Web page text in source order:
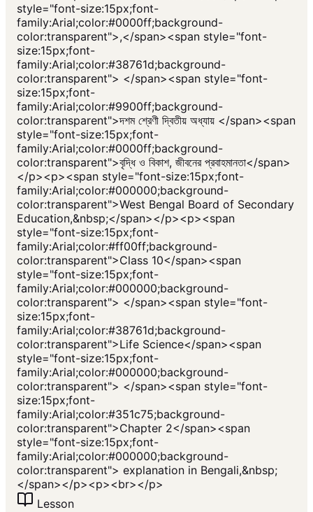
style="font-size:15px;font-
family:Arial;color:#0000ff;background-
color:transparent">,</span><span style="font-
size:15px;font-
family:Arial;color:#38761d;background-
color:transparent"> </span><span style="font-
size:15px;font-
family:Arial;color:#9900ff;background-
color:transparent">দশম শ্রেণী দ্বিতীয় অধ্যায় </span><span
style="font-size:15px;font-
family:Arial;color:#0000ff;background-
color:transparent">বৃদ্ধি ও বিকাশ, জীবনের প্রবাহমানতা</span>
</p><p><span style="font-size:15px;font-
family:Arial;color:#000000;background-
color:transparent">West Bengal Board of Secondary
Education,&nbsp;</span></p><p><span
style="font-size:15px;font-
family:Arial;color:#ff00ff;background-
color:transparent">Class 10</span><span
style="font-size:15px;font-
family:Arial;color:#000000;background-
color:transparent"> </span><span style="font-
size:15px;font-
family:Arial;color:#38761d;background-
color:transparent">Life Science</span><span
style="font-size:15px;font-
family:Arial;color:#000000;background-
color:transparent"> </span><span style="font-
size:15px;font-
family:Arial;color:#351c75;background-
color:transparent">Chapter 2</span><span
style="font-size:15px;font-
family:Arial;color:#000000;background-
color:transparent"> explanation in Bengali,&nbsp;
</span></p><p><br></p>
Lesson